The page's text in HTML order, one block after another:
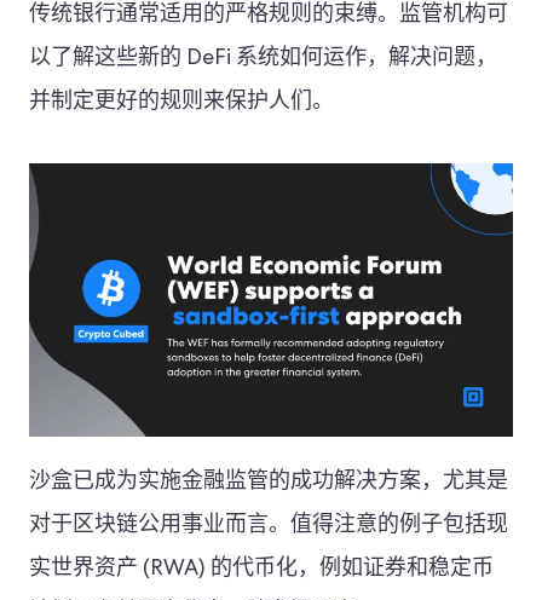
传统银行通常适用的严格规则的束缚。监管机构可
以了解这些新的 DeFi 系统如何运作，解决问题，
并制定更好的规则来保护人们。
沙盒已成为实施金融监管的成功解决方案，尤其是
对于区块链公用事业而言。值得注意的例子包括现
实世界资产 (RWA) 的代币化，例如证券和稳定币